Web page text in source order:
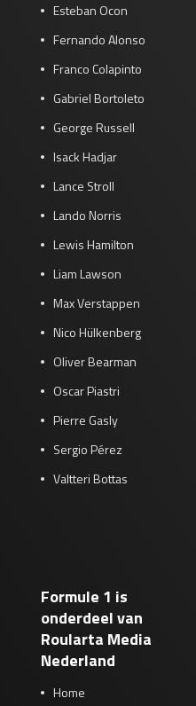
Esteban Ocon
Fernando Alonso
Franco Colapinto
Gabriel Bortoleto
George Russell
Isack Hadjar
Lance Stroll
Lando Norris
Lewis Hamilton
Liam Lawson
Max Verstappen
Nico Hülkenberg
Oliver Bearman
Oscar Piastri
Pierre Gasly
Sergio Pérez
Valtteri Bottas
Formule 1 is
onderdeel van
Roularta Media
Nederland
Home